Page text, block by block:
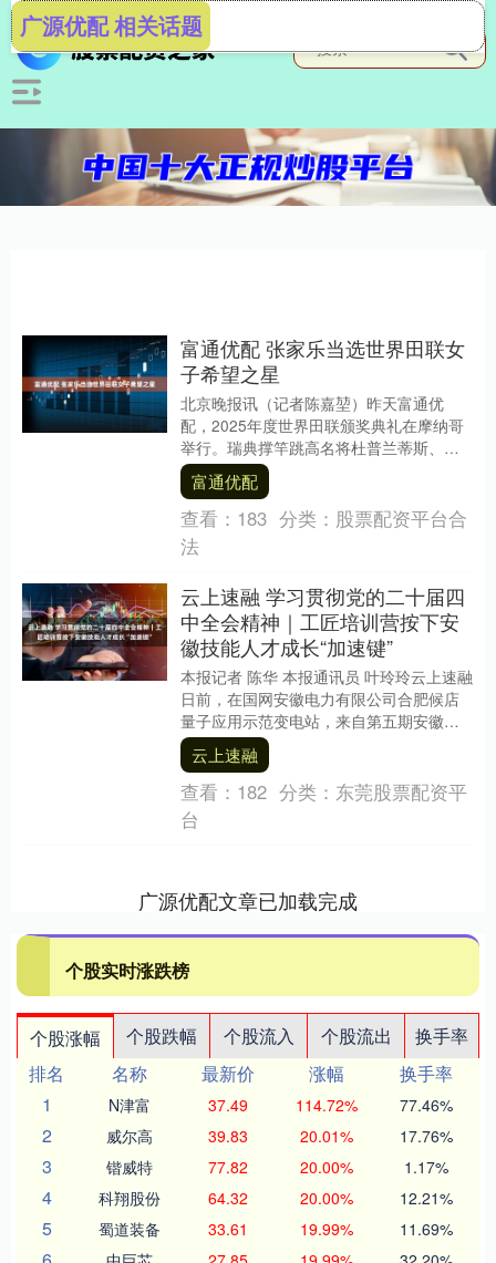
广源优配 相关话题
富通优配 张家乐当选世界田联女
子希望之星
北京晚报讯（记者陈嘉堃）昨天富通优
配，2025年度世界田联颁奖典礼在摩纳哥
举行。瑞典撑竿跳高名将杜普兰蒂斯、美
国短跑运动员麦克劳林当选年度世界最佳
男、女运动员。....
富通优配
查看： 183 分类： 股票配资平台合
法
云上速融 学习贯彻党的二十届四
中全会精神｜工匠培训营按下安
徽技能人才成长“加速键”
本报记者 陈华 本报通讯员 叶玲玲云上速融
日前，在国网安徽电力有限公司合肥候店
量子应用示范变电站，来自第五期安徽工
匠培训营的学员们围着“电力+量子”一系列
创新....
云上速融
查看： 182 分类： 东莞股票配资平
台
广源优配文章已加载完成
个股实时涨跌榜
个股涨幅 个股跌幅 个股流入 个股流出
换手率
排名
名称 最新价 涨幅
换手率
1
N津富 37.49 114.72% 77.46%
2 威尔高 39.83 20.01% 17.76%
3 锴威特 77.82 20.00% 1.17%
4 科翔股份 64.32 20.00% 12.21%
5 蜀道装备 33.61 19.99% 11.69%